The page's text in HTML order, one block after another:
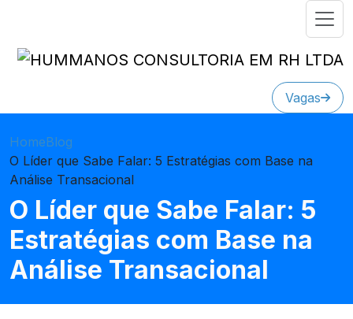
Vagas
HomeBlog
O Líder que Sabe Falar: 5 Estratégias com Base na
Análise Transacional
O Líder que Sabe Falar: 5
Estratégias com Base na
Análise Transacional